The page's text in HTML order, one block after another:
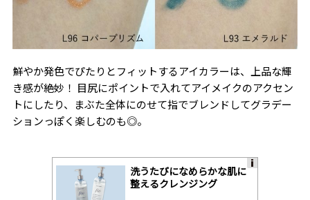
鮮やか発色でぴたりとフィットするアイカラーは、上品な輝
き感が絶妙！ 目尻にポイントで入れてアイメイクのアクセン
トにしたり、まぶた全体にのせて指でブレンドしてグラデー
ションっぽく楽しむのも◎。
洗うたびになめらかな肌に
整えるクレンジング